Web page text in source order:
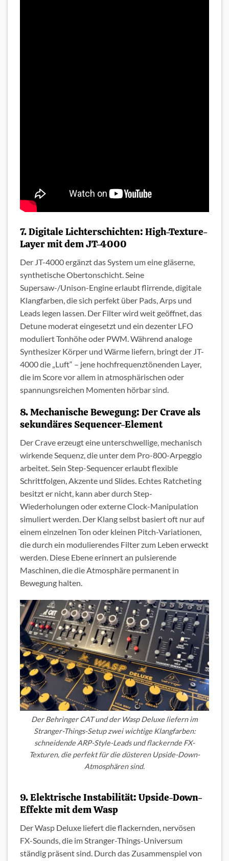
7. Digitale Lichterschichten: High-Texture-
Layer mit dem JT-4000
Der JT-4000 ergänzt das System um eine gläserne,
synthetische Obertonschicht. Seine
Supersaw-/Unison-Engine erlaubt flirrende, digitale
Klangfarben, die sich perfekt über Pads, Arps und
Leads legen lassen. Der Filter wird weit geöffnet, das
Detune moderat eingesetzt und ein dezenter LFO
moduliert Tonhöhe oder PWM. Während analoge
Synthesizer Körper und Wärme liefern, bringt der JT-
4000 die „Luft“ – jene hochfrequenztönenden Layer,
die im Score vor allem in atmosphärischen oder
spannungsreichen Momenten hörbar sind.
8. Mechanische Bewegung: Der Crave als
sekundäres Sequencer-Element
Der Crave erzeugt eine unterschwellige, mechanisch
wirkende Sequenz, die unter dem Pro-800-Arpeggio
arbeitet. Sein Step-Sequencer erlaubt flexible
Schrittfolgen, Akzente und Slides. Echtes Ratcheting
besitzt er nicht, kann aber durch Step-
Wiederholungen oder externe Clock-Manipulation
simuliert werden. Der Klang selbst basiert oft nur auf
einem einzelnen Ton oder kleinen Pitch-Variationen,
die durch ein modulierendes Filter zum Leben erweckt
werden. Diese Ebene erinnert an pulsierende
Maschinen, die die Atmosphäre permanent in
Bewegung halten.
Der Behringer CAT und der Wasp Deluxe liefern im
Stranger-Things-Setup zwei wichtige Klangfarben:
schneidende ARP-Style-Leads und flackernde FX-
Texturen, die perfekt für die düsteren Upside-Down-
Atmosphären sind.
9. Elektrische Instabilität: Upside-Down-
Effekte mit dem Wasp
Der Wasp Deluxe liefert die flackernden, nervösen
FX-Sounds, die im Stranger-Things-Universum
ständig präsent sind. Durch das Zusammenspiel von